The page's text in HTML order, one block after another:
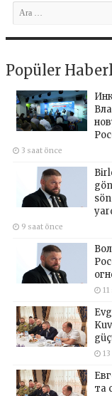
Popüler
3 saat önce
9 saat önce
та